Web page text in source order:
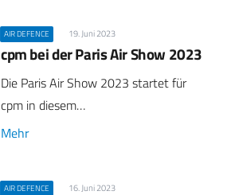
AIR DEFENCE 19. Juni 2023
cpm bei der Paris Air Show 2023
Die Paris Air Show 2023 startet für
cpm in diesem…
Mehr
AIR DEFENCE 16. Juni 2023